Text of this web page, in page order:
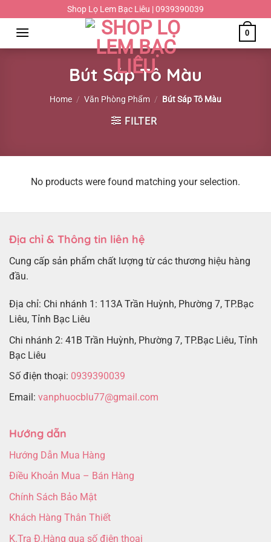
đến
dung
Shop Lọ Lem Bạc Liêu | 0939390039
0
Bút Sáp Tô Màu
Home / Văn Phòng Phẩm / Bút Sáp Tô Màu
FILTER
No products were found matching your selection.
Địa chỉ & Thông tin liên hệ
Cung cấp sản phẩm chất lượng từ các thương hiệu hàng
đầu.
Địa chỉ: Chi nhánh 1: 113A Trần Huỳnh, Phường 7, TP.Bạc
Liêu, Tỉnh Bạc Liêu
Chi nhánh 2: 41B Trần Huỳnh, Phường 7, TP.Bạc Liêu, Tỉnh
Bạc Liêu
Số điện thoại: 0939390039
Email: vanphuocblu77@gmail.com
Hướng dẫn
Hướng Dẫn Mua Hàng
Điều Khoản Mua – Bán Hàng
Chính Sách Bảo Mật
Khách Hàng Thân Thiết
K.Tra Đ.Hàng qua số điện thoại